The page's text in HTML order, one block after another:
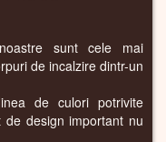
sunt cele mai
de incalzire dintr-un
de culori potrivite
design important nu